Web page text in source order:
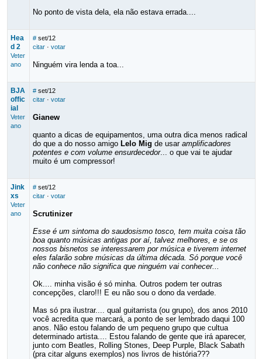
No ponto de vista dela, ela não estava errada....
Hea
d 2
Veter
ano
# set/12
citar· votar
Ninguém vira lenda a toa...
BJA
offic
ial
Veter
ano
# set/12
citar· votar
Gianew
quanto a dicas de equipamentos, uma outra dica menos radical
do que a do nosso amigo Lelo Mig de usar amplificadores
potentes e com volume ensurdecedor... o que vai te ajudar
muito é um compressor!
Jink
xs
Veter
ano
# set/12
citar· votar
Scrutinizer
Esse é um sintoma do saudosismo tosco, tem muita coisa tão
boa quanto músicas antigas por aí, talvez melhores, e se os
nossos bisnetos se interessarem por música e tiverem internet
eles falarão sobre músicas da última década. Só porque você
não conhece não significa que ninguém vai conhecer...
Ok.... minha visão é só minha. Outros podem ter outras
concepções, claro!!! E eu não sou o dono da verdade.
Mas só pra ilustrar.... qual guitarrista (ou grupo), dos anos 2010
você acredita que marcará, a ponto de ser lembrado daqui 100
anos. Não estou falando de um pequeno grupo que cultua
determinado artista.... Estou falando de gente que irá aparecer,
junto com Beatles, Rolling Stones, Deep Purple, Black Sabath
(pra citar alguns exemplos) nos livros de história???